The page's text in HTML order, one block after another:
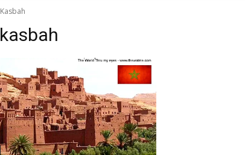
Kasbah
kasbah